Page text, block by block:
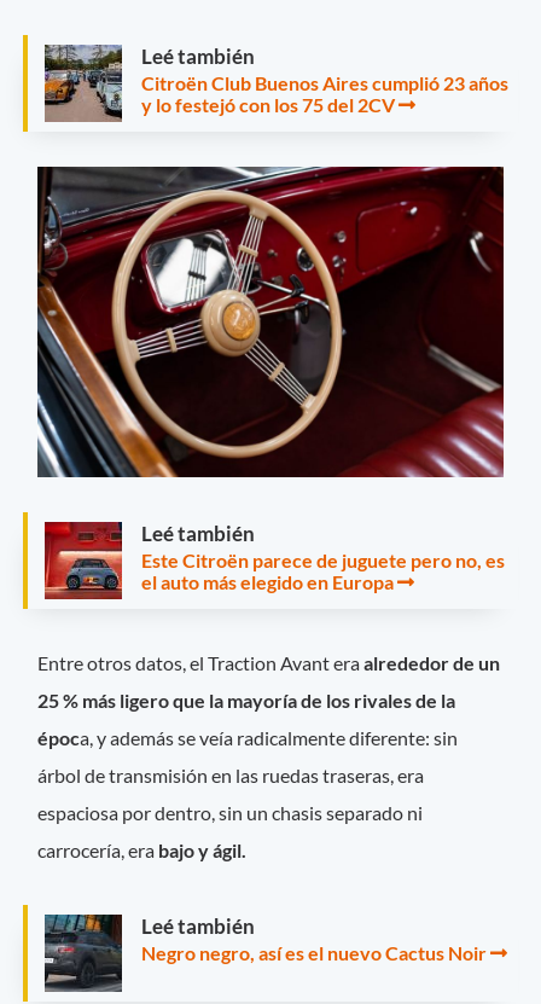
Leé también
Citroën Club Buenos Aires cumplió 23 años
y lo festejó con los 75 del 2CV
Leé también
Este Citroën parece de juguete pero no, es
el auto más elegido en Europa
Entre otros datos, el Traction Avant eraalrededor de un
25 % más ligero que la mayoría de los rivales de la
época, y además se veía radicalmente diferente: sin
árbol de transmisión en las ruedas traseras, era
espaciosa por dentro, sin un chasis separado ni
carrocería, era bajo y ágil.
Leé también
Negro negro, así es el nuevo Cactus Noir